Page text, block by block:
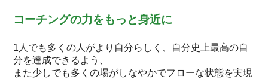
コーチングの力をもっと身近に
1人でも多くの人がより自分らしく、自分史上最高の自
分を達成できるよう、
また少しでも多くの場がしなやかでフローな状態を実現